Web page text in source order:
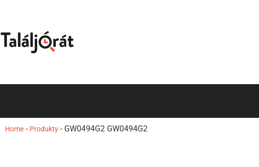
Home - Produkty - GW0494G2 GW0494G2